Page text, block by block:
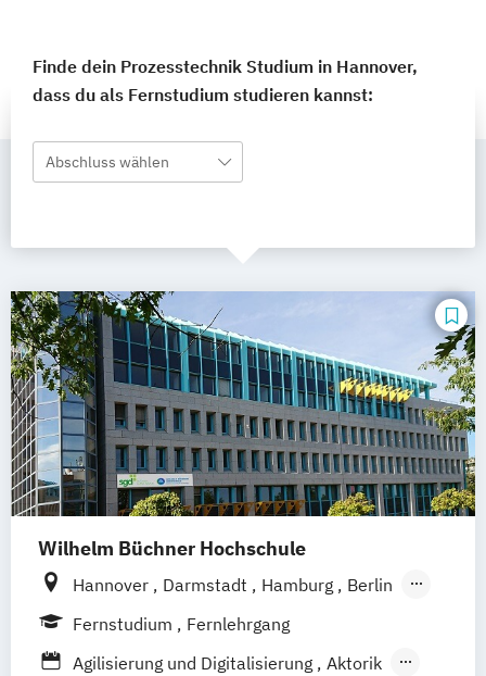
Finde dein Prozesstechnik Studium in Hannover,
dass du als Fernstudium studieren kannst:
Abschluss wählen
Wilhelm Büchner Hochschule
Hannover Darmstadt Hamburg
Berlin
Bonn
Nürnberg München
Fernstudium
Fernlehrgang
Agilisierung und Digitalisierung
Aktorik